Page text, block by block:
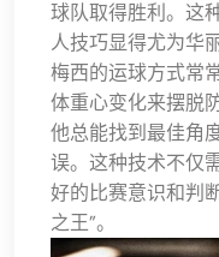
球队取得胜利。这
人技巧显得尤为华丽
梅西的运球方式常
体重心变化来摆脱
他总能找到最佳角
误。这种技术不仅
好的比赛意识和判
之王”。